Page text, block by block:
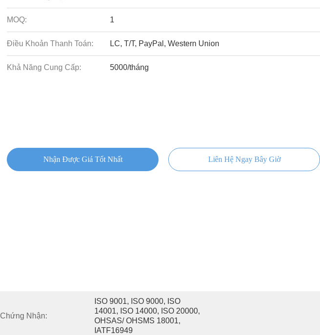
MOQ: 1
Điều Khoản Thanh Toán: LC, T/T, PayPal, Western Union
Khả Năng Cung Cấp: 5000/tháng
Nhận Được Giá Tốt Nhất Liên Hệ Ngay Bây Giờ
Chứng Nhận:
ISO 9001, ISO 9000, ISO
14001, ISO 14000, ISO 20000,
OHSAS/ OHSMS 18001,
IATF16949